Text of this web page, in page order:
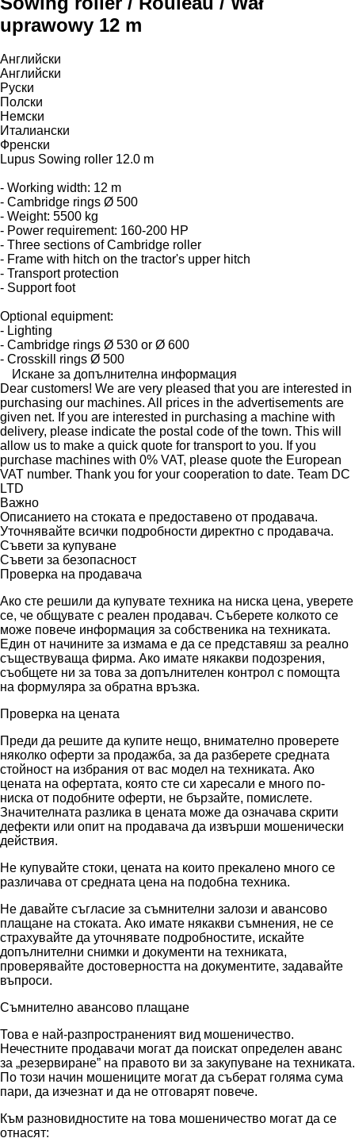
uprawowy 12 m
Английски
Английски
Руски
Полски
Немски
Италиански
Френски
Lupus Sowing roller 12.0 m
- Working width: 12 m
- Cambridge rings Ø 500
- Weight: 5500 kg
- Power requirement: 160-200 HP
- Three sections of Cambridge roller
- Frame with hitch on the tractor's upper hitch
- Transport protection
- Support foot
Optional equipment:
- Lighting
- Cambridge rings Ø 530 or Ø 600
- Crosskill rings Ø 500
Искане за допълнителна информация
Dear customers! We are very pleased that you are interested in
purchasing our machines. All prices in the advertisements are
given net. If you are interested in purchasing a machine with
delivery, please indicate the postal code of the town. This will
allow us to make a quick quote for transport to you. If you
purchase machines with 0% VAT, please quote the European
VAT number. Thank you for your cooperation to date. Team DC
LTD
Важно
Описанието на стоката е предоставено от продавача.
Уточнявайте всички подробности директно с продавача.
Съвети за купуване
Съвети за безопасност
Проверка на продавача
Ако сте решили да купувате техника на ниска цена, уверете
се, че общувате с реален продавач. Съберете колкото се
може повече информация за собственика на техниката.
Един от начините за измама е да се представяш за реално
съществуваща фирма. Ако имате някакви подозрения,
съобщете ни за това за допълнителен контрол с помощта
на формуляра за обратна връзка.
Проверка на цената
Преди да решите да купите нещо, внимателно проверете
няколко оферти за продажба, за да разберете средната
стойност на избрания от вас модел на техниката. Ако
цената на офертата, която сте си харесали е много по-
ниска от подобните оферти, не бързайте, помислете.
Значителната разлика в цената може да означава скрити
дефекти или опит на продавача да извърши мошенически
действия.
Не купувайте стоки, цената на които прекалено много се
различава от средната цена на подобна техника.
Не давайте съгласие за съмнителни залози и авансово
плащане на стоката. Ако имате някакви съмнения, не се
страхувайте да уточнявате подробностите, искайте
допълнителни снимки и документи на техниката,
проверявайте достоверността на документите, задавайте
въпроси.
Съмнително авансово плащане
Това е най-разпространеният вид мошеничество.
Нечестните продавачи могат да поискат определен аванс
за „резервиране” на правото ви за закупуване на техниката.
По този начин мошениците могат да съберат голяма сума
пари, да изчезнат и да не отговарят повече.
Към разновидностите на това мошеничество могат да се
отнасят: